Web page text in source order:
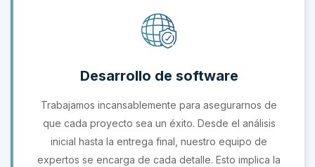
Desarrollo de software
Trabajamos incansablemente para asegurarnos de
que cada proyecto sea un éxito. Desde el análisis
inicial hasta la entrega final, nuestro equipo de
expertos se encarga de cada detalle. Esto implica la